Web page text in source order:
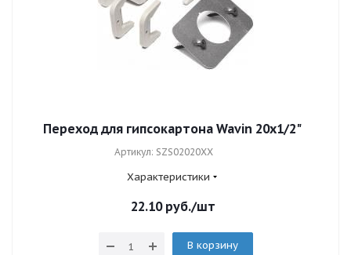
Переход для гипсокартона Wavin 20x1/2"
Артикул: SZS02020XX
Характеристики
22.10руб./шт
В корзину